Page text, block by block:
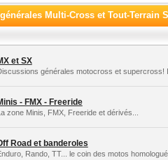
Multi-Cross et Tout-Terrain
et SX
générales motocross et supercross!
- FMX - Freeride
zone Minis, FMX, Freeride et dérivés...
Road et banderoles
Rando, TT... le coin des motos